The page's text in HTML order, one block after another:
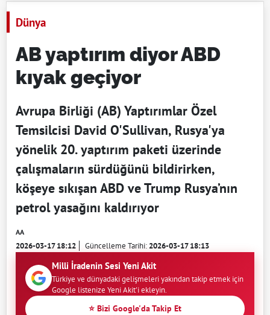
Dünya
AB yaptırım diyor ABD
kıyak geçiyor
Avrupa Birliği (AB) Yaptırımlar Özel
Temsilcisi David O'Sullivan, Rusya'ya
yönelik 20. yaptırım paketi üzerinde
çalışmaların sürdüğünü bildirirken,
köşeye sıkışan ABD ve Trump Rusya’nın
petrol yasağını kaldırıyor
AA
2026-03-17 18:12 Güncelleme Tarihi:2026-03-17 18:13
Milli İradenin Sesi Yeni Akit
Türkiye ve dünyadaki gelişmeleri yakından takip etmek için
Google listenize Yeni Akit'i ekleyin.
⭐ Bizi Google'da Takip Et